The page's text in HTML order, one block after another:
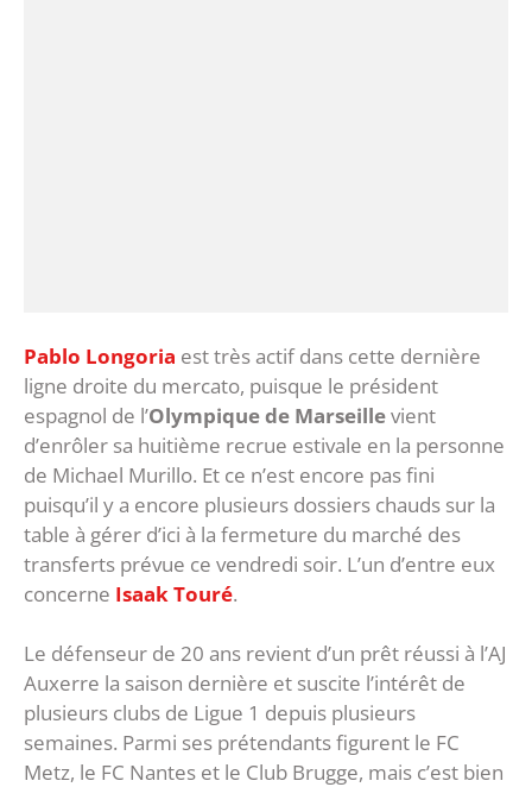
Pablo Longoria est très actif dans cette dernière
ligne droite du mercato, puisque le président
espagnol de l’Olympique de Marseillevient
d’enrôler sa huitième recrue estivale en la personne
de Michael Murillo. Et ce n’est encore pas fini
puisqu’il y a encore plusieurs dossiers chauds sur la
table à gérer d’ici à la fermeture du marché des
transferts prévue ce vendredi soir. L’un d’entre eux
concerne Isaak Touré.
Le défenseur de 20 ans revient d’un prêt réussi à l’AJ
Auxerre la saison dernière et suscite l’intérêt de
plusieurs clubs de Ligue 1 depuis plusieurs
semaines. Parmi ses prétendants figurent le FC
Metz, le FC Nantes et le Club Brugge, mais c’est bien